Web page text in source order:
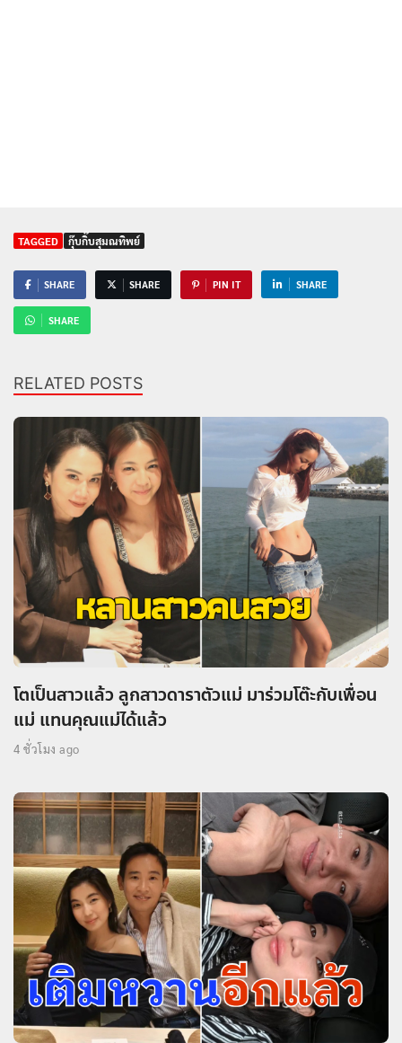
TAGGED กุ๊บกิ๊บสุมณทิพย์
SHARE SHARE PIN IT SHARE
SHARE
RELATED POSTS
โตเป็นสาวแล้ว ลูกสาวดาราตัวแม่ มาร่วมโต๊ะกับเพื่อน
แม่ แทนคุณแม่ได้แล้ว
4 ชั่วโมง ago